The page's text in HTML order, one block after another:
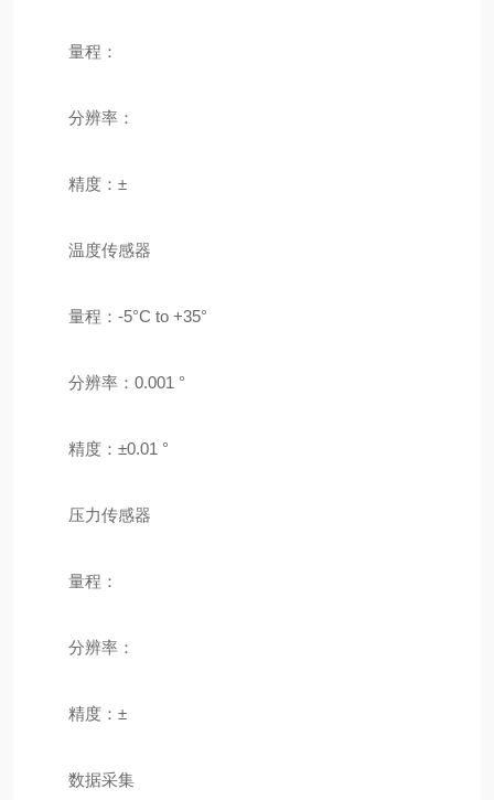
量程：
分辨率：
精度：±
温度传感器
量程：-5°C to +35°
分辨率：0.001 °
精度：±0.01 °
压力传感器
量程：
分辨率：
精度：±
数据采集